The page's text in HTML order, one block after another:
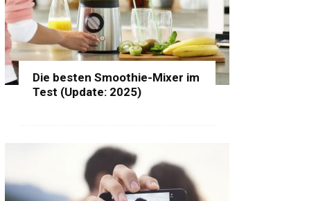
Die besten Smoothie-Mixer im
Test (Update: 2025)